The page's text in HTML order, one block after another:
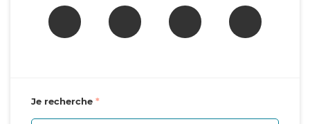
Je recherche